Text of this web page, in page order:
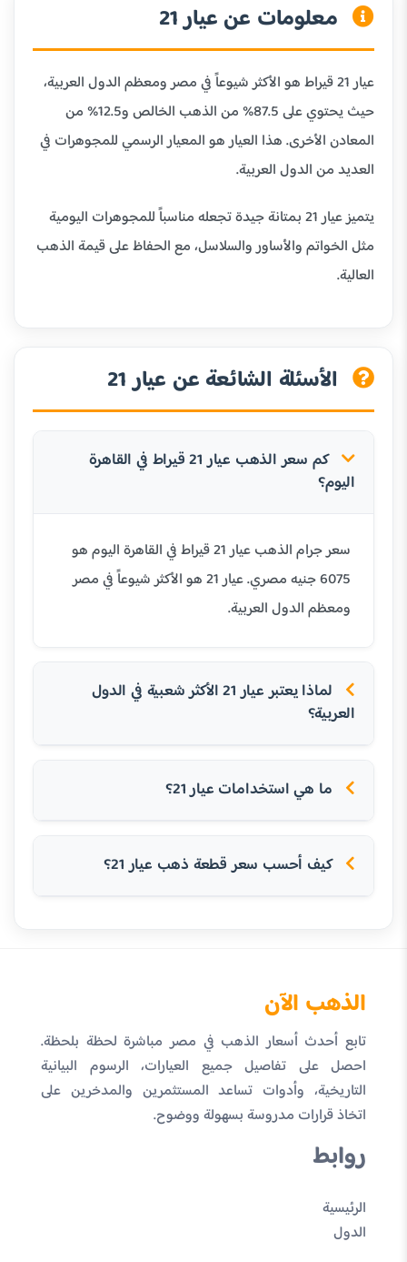
معلومات عن عيار 21
عيار 21 قيراط هو الأكثر شيوعاً في مصر ومعظم الدول العربية،
حيث يحتوي على 87.5% من الذهب الخالص و12.5% من
المعادن الأخرى. هذا العيار هو المعيار الرسمي للمجوهرات في
العديد من الدول العربية.
يتميز عيار 21 بمتانة جيدة تجعله مناسباً للمجوهرات اليومية
مثل الخواتم والأساور والسلاسل، مع الحفاظ على قيمة الذهب
العالية.
الأسئلة الشائعة عن عيار 21
كم سعر الذهب عيار 21 قيراط في القاهرة
اليوم؟
سعر جرام الذهب عيار 21 قيراط في القاهرة اليوم هو
6075 جنيه مصري. عيار 21 هو الأكثر شيوعاً في مصر
ومعظم الدول العربية.
لماذا يعتبر عيار 21 الأكثر شعبية في الدول
العربية؟
ما هي استخدامات عيار 21؟
كيف أحسب سعر قطعة ذهب عيار 21؟
الذهب الآن
تابع أحدث أسعار الذهب في مصر مباشرة لحظة بلحظة.
احصل على تفاصيل جميع العيارات، الرسوم البيانية
التاريخية، وأدوات تساعد المستثمرين والمدخرين على
اتخاذ قرارات مدروسة بسهولة ووضوح.
روابط
الرئيسية
الدول